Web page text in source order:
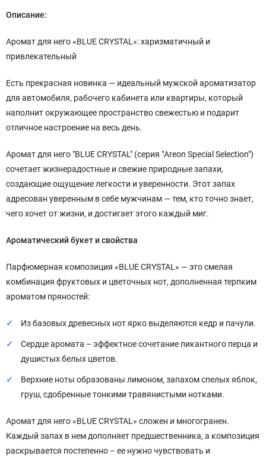
Описание:
Аромат для него «BLUE CRYSTAL»: харизматичный и
привлекательный
Есть прекрасная новинка — идеальный мужской ароматизатор
для автомобиля, рабочего кабинета или квартиры, который
наполнит окружающее пространство свежестью и подарит
отличное настроение на весь день.
Аромат для него "BLUE CRYSTAL" (серия "Areon Special Selection")
сочетает жизнерадостные и свежие природные запахи,
создающие ощущение легкости и уверенности. Этот запах
адресован уверенным в себе мужчинам — тем, кто точно знает,
чего хочет от жизни, и достигает этого каждый миг.
Ароматический букет и свойства
Парфюмерная композиция «BLUE CRYSTAL» — это смелая
комбинация фруктовых и цветочных нот, дополненная терпким
ароматом пряностей:
Из базовых древесных нот ярко выделяются кедр и пачули.
Сердце аромата – эффектное сочетание пикантного перца и
душистых белых цветов.
Верхние ноты образованы лимоном, запахом спелых яблок,
груш, сдобренные тонкими травянистыми нотками.
Аромат для него «BLUE CRYSTAL» сложен и многогранен.
Каждый запах в нем дополняет предшественника, а композиция
раскрывается постепенно – ее нужно чувствовать и